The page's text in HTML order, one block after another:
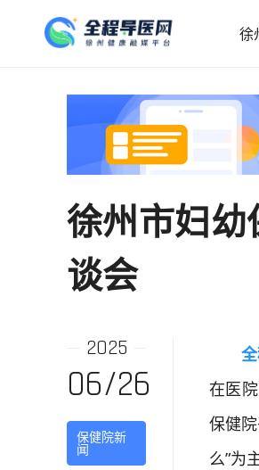
徐
徐州市妇
谈会
2025
06/26
保健院新
闻
在医
保健
么”为